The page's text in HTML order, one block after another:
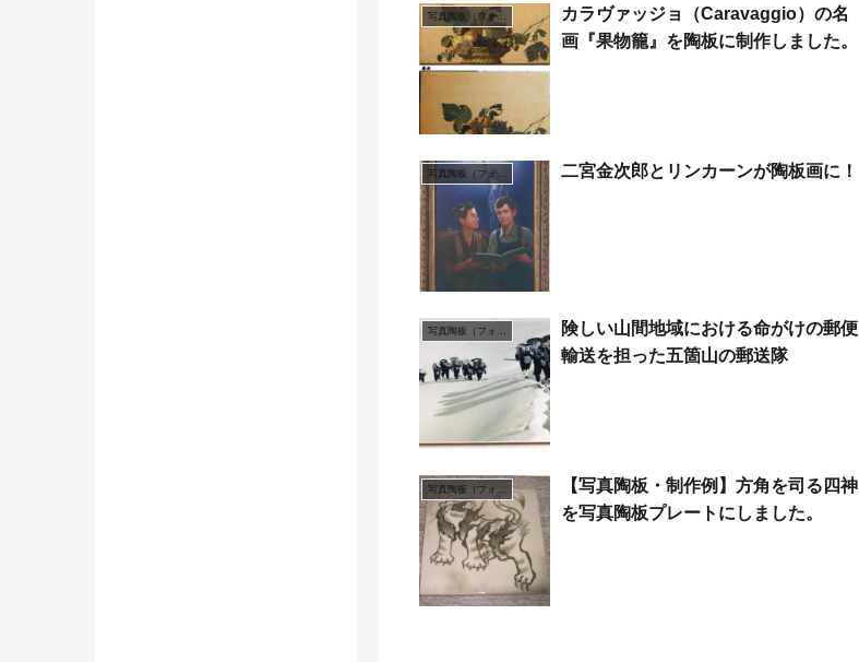
写真陶板（フォトセラミックス）
カラヴァッジョ（Caravaggio）の名
画『果物籠』を陶板に制作しました。
写真陶板（フォトセラミックス） 二宮金次郎とリンカーンが陶板画に！
写真陶板（フォトセラミックス）
険しい山間地域における命がけの郵便
輸送を担った五箇山の郵送隊
【写真陶板・制作例】方角を司る四神
を写真陶板プレートにしました。